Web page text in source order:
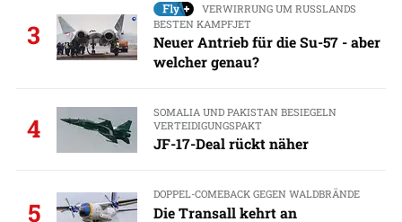
3
VERWIRRUNG UM RUSSLANDS
BESTEN KAMPFJET
Neuer Antrieb für die Su-57 - aber
welcher genau?
4
SOMALIA UND PAKISTAN BESIEGELN
VERTEIDIGUNGSPAKT
JF-17-Deal rückt näher
5
DOPPEL-COMEBACK GEGEN WALDBRÄNDE
Die Transall kehrt an